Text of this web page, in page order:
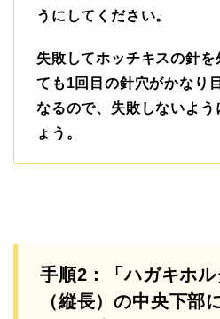
うにしてください。
失敗してホッチキスの針を
ても1回目の針穴がかなり
なるので、失敗しないよう
ょう。
手順2：「ハガキホ
（縦長）の中央下部